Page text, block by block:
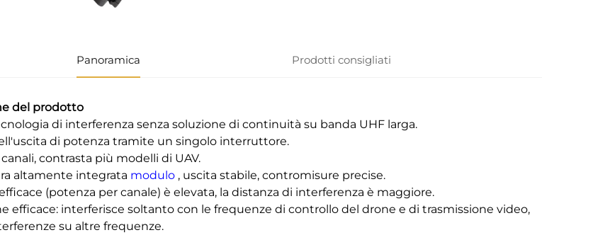
Panoramica Prodotti consigliati
del prodotto
di interferenza senza soluzione di continuità su banda UHF larga.
di potenza tramite un singolo interruttore.
contrasta più modelli di UAV.
altamente integrata modulo , uscita stabile, contromisure precise.
(potenza per canale) è elevata, la distanza di interferenza è maggiore.
efficace: interferisce soltanto con le frequenze di controllo del drone e di trasmissione video,
su altre frequenze.